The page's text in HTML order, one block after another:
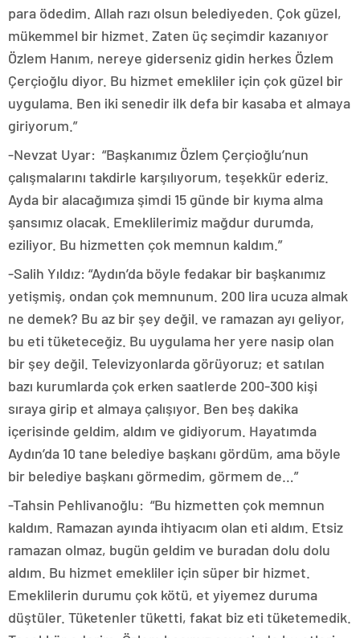
para ödedim. Allah razı olsun belediyeden. Çok güzel,
mükemmel bir hizmet. Zaten üç seçimdir kazanıyor
Özlem Hanım, nereye giderseniz gidin herkes Özlem
Çerçioğlu diyor. Bu hizmet emekliler için çok güzel bir
uygulama. Ben iki senedir ilk defa bir kasaba et almaya
giriyorum.”
-Nevzat Uyar: “Başkanımız Özlem Çerçioğlu’nun
çalışmalarını takdirle karşılıyorum, teşekkür ederiz.
Ayda bir alacağımıza şimdi 15 günde bir kıyma alma
şansımız olacak. Emeklilerimiz mağdur durumda,
eziliyor. Bu hizmetten çok memnun kaldım.”
-Salih Yıldız: “Aydın’da böyle fedakar bir başkanımız
yetişmiş, ondan çok memnunum. 200 lira ucuza almak
ne demek? Bu az bir şey değil. ve ramazan ayı geliyor,
bu eti tüketeceğiz. Bu uygulama her yere nasip olan
bir şey değil. Televizyonlarda görüyoruz; et satılan
bazı kurumlarda çok erken saatlerde 200-300 kişi
sıraya girip et almaya çalışıyor. Ben beş dakika
içerisinde geldim, aldım ve gidiyorum. Hayatımda
Aydın’da 10 tane belediye başkanı gördüm, ama böyle
bir belediye başkanı görmedim, görmem de…”
-Tahsin Pehlivanoğlu: “Bu hizmetten çok memnun
kaldım. Ramazan ayında ihtiyacım olan eti aldım. Etsiz
ramazan olmaz, bugün geldim ve buradan dolu dolu
aldım. Bu hizmet emekliler için süper bir hizmet.
Emeklilerin durumu çok kötü, et yiyemez duruma
düştüler. Tüketenler tüketti, fakat biz eti tüketemedik.